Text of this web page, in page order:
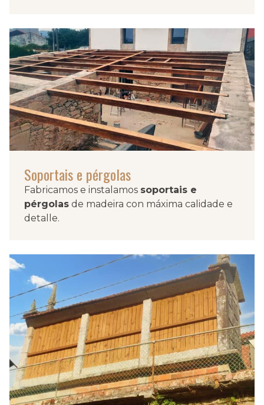
Soportais e pérgolas
Fabricamos e instalamos soportais e
pérgolasde madeira con máxima calidade e
detalle.